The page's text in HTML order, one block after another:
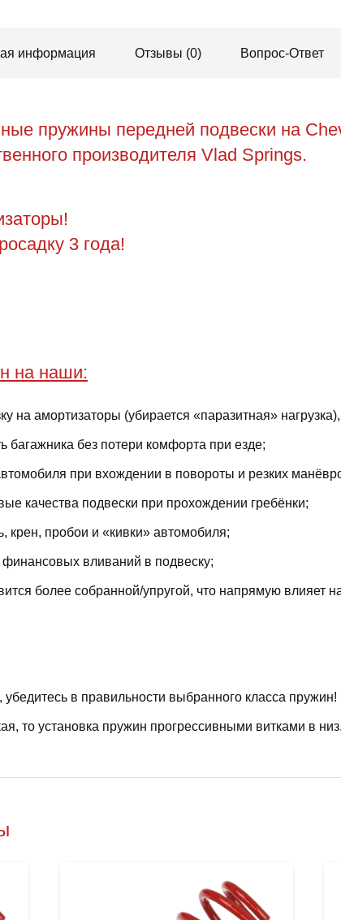
информация Отзывы (0) Вопрос-Ответ
пружины передней подвески на
производителя Vlad Springs.
3 года!
на наши:
на амортизаторы (убирается «паразитная»
багажника без потери комфорта при езде;
при вхождении в повороты и резких
качества подвески при прохождении гребёнки;
крен, пробои и «кивки» автомобиля;
вливаний в подвеску;
более собранной/упругой, что напрямую влияет
в правильности выбранного класса пружин!
то установка пружин прогрессивными витками в низ.